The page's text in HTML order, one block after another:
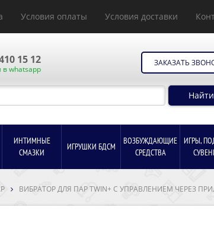
Условия оплаты Условия доставки
15 12
whatsapp
ЗАКАЗАТЬ
Найти
ИНТИМНЫЕ
СМАЗКИ
ИГРУШКИ БДСМ
ВОЗБУЖДАЮЩИЕ
СРЕДСТВА
ИГРЫ,
ВИБРАТОР ДЛЯ ПАР TWIN+ С УПРАВЛЕНИЕМ ЧЕРЕЗ